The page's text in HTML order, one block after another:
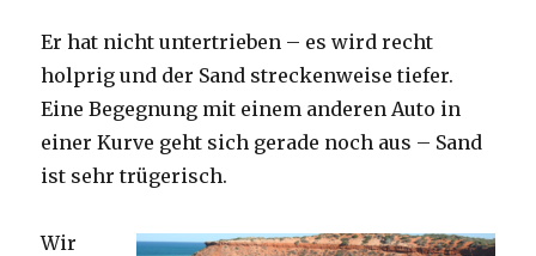
Er hat nicht untertrieben – es wird recht
holprig und der Sand streckenweise tiefer.
Eine Begegnung mit einem anderen Auto in
einer Kurve geht sich gerade noch aus – Sand
ist sehr trügerisch.
Wir